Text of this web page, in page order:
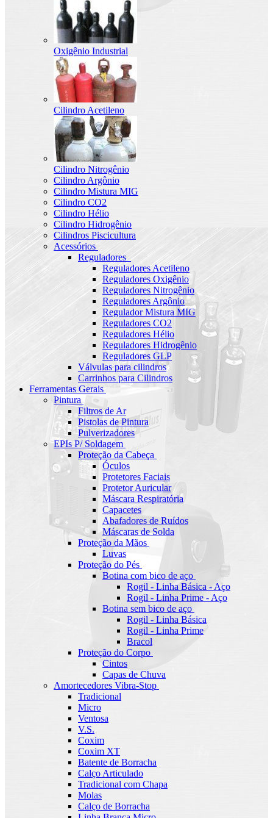
Oxigênio Industrial
Cilindro Acetileno
Cilindro Nitrogênio
Cilindro Argônio
Cilindro Mistura MIG
Cilindro CO2
Cilindro Hélio
Cilindro Hidrogênio
Cilindros Piscicultura
Acessórios
Reguladores
Reguladores Acetileno
Reguladores Oxigênio
Reguladores Nitrogênio
Reguladores Argônio
Regulador Mistura MIG
Reguladores CO2
Reguladores Hélio
Reguladores Hidrogênio
Reguladores GLP
Válvulas para cilindros
Carrinhos para Cilindros
Ferramentas Gerais
Pintura
Filtros de Ar
Pistolas de Pintura
Pulverizadores
EPIs P/ Soldagem
Proteção da Cabeça
Óculos
Protetores Faciais
Protetor Auricular
Máscara Respiratória
Capacetes
Abafadores de Ruídos
Máscaras de Solda
Proteção da Mãos
Luvas
Proteção do Pés
Botina com bico de aço
Rogil - Linha Básica - Aço
Rogil - Linha Prime - Aço
Botina sem bico de aço
Rogil - Linha Básica
Rogil - Linha Prime
Bracol
Proteção do Corpo
Cintos
Capas de Chuva
Amortecedores Vibra-Stop
Tradicional
Micro
Ventosa
V.S.
Coxim
Coxim XT
Batente de Borracha
Calço Articulado
Tradicional com Chapa
Molas
Calço de Borracha